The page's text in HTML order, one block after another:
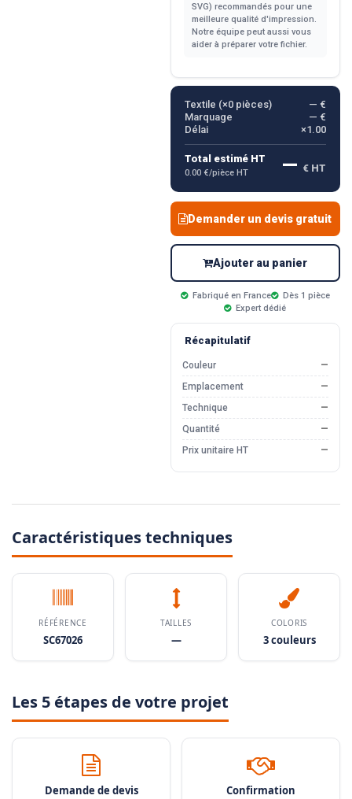
SVG) recommandés pour une
meilleure qualité d'impression.
Notre équipe peut aussi vous
aider à préparer votre fichier.
Textile (×0pièces)
— €
Marquage
— €
Délai
×1.00
Total estimé HT
0.00 €/pièce HT — € HT
Demander un devis gratuit
Ajouter au panier
Fabriqué en France
Dès 1 pièce
Expert dédié
Récapitulatif
Couleur
—
Emplacement
—
Technique
—
Quantité
—
Prix unitaire HT
—
Caractéristiques techniques
RÉFÉRENCE
SC67026
TAILLES
—
COLORIS
3 couleurs
Les 5 étapes de votre projet
Demande de devis Confirmation